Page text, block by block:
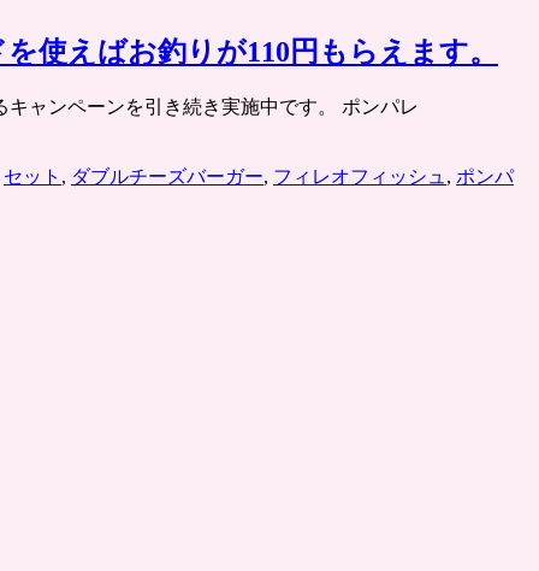
使えばお釣りが110円もらえます。
ャンペーンを引き続き実施中です。 ポンパレ
セット , ダブルチーズバーガー, フィレオフィッシュ , ポンパ